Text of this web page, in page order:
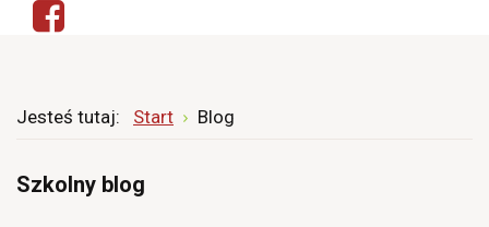
Jesteś tutaj: Start Blog
Szkolny blog